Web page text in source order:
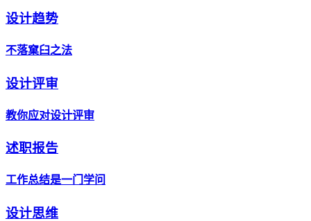
设计趋势
不落窠臼之法
设计评审
教你应对设计评审
述职报告
工作总结是一门学问
设计思维